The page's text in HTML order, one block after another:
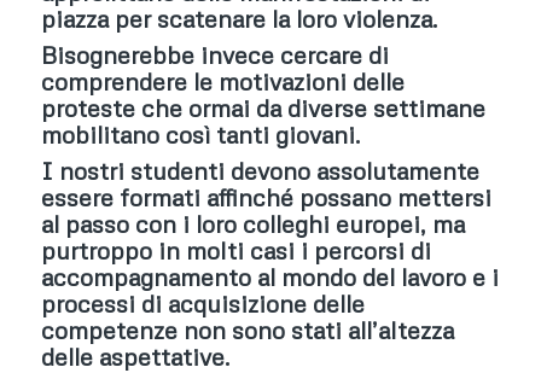
piazza per scatenare la loro violenza.
Bisognerebbe invece cercare di
comprendere le motivazioni delle
proteste che ormai da diverse settimane
mobilitano così tanti giovani.
I nostri studenti devono assolutamente
essere formati affinché possano mettersi
al passo con i loro colleghi europei, ma
purtroppo in molti casi i percorsi di
accompagnamento al mondo del lavoro e i
processi di acquisizione delle
competenze non sono stati all’altezza
delle aspettative.